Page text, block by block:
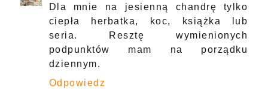
Dla mnie na jesienną chandrę tylko
ciepła herbatka, koc, książka lub
seria. Resztę wymienionych
podpunktów mam na porządku
dziennym.
Odpowiedz